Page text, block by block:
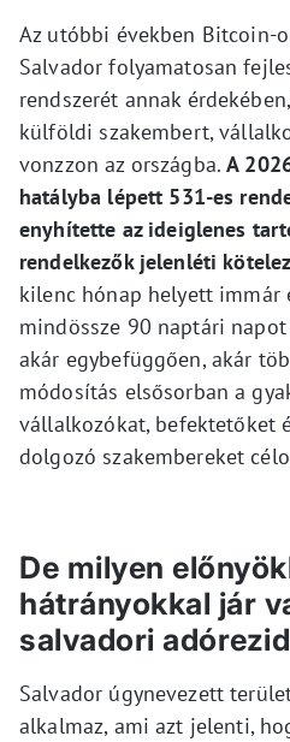
Az utóbbi években Bitcoin-
Salvador folyamatosan
rendszerét annak
külföldi szakembert,
vonzzon az országba.A
hatályba lépett 531-es
enyhítette az ideiglenes
rendelkezők jelenléti
kilenc hónap helyett immár
mindössze 90 naptári
akár egybefüggően, akár
módosítás elsősorban a
vállalkozókat, befektetőket
dolgozó szakembereket
De milyen
hátrányokkal jár
salvadori
Salvador úgynevezett
alkalmaz, ami azt jelenti,